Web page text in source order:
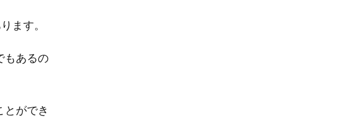
ます。
もあるの
ができ